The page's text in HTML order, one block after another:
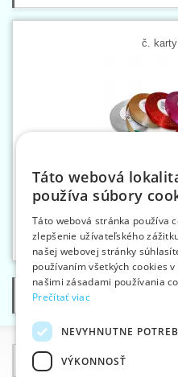
č.
6
Stuha atlasová
Kategórie
Informácie
Táto webová
používa súbory
Táto webová stránka používa
zlepšenie užívateľského
našej webovej stránky
používaním všetkých cookies v
našimi zásadami používania
Prečítať viac
NEVYHNUTNE
VÝKONNOSŤ